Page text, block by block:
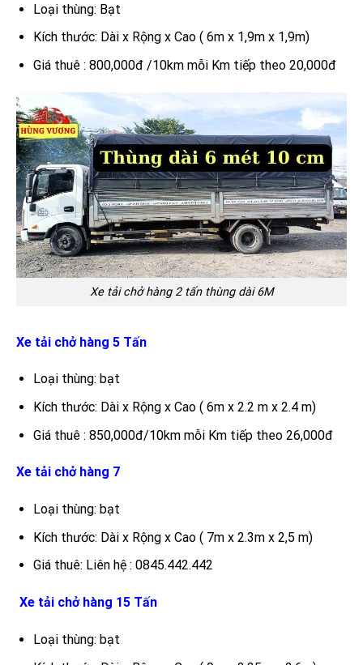
Loại thùng: Bạt
Kích thước: Dài x Rộng x Cao ( 6m x 1,9m x 1,9m)
Giá thuê : 800,000đ /10km mỗi Km tiếp theo 20,000đ
Xe tải chở hàng 2 tấn thùng dài 6M
Xe tải chở hàng 5 Tấn
Loại thùng: bạt
Kích thước: Dài x Rộng x Cao ( 6m x 2.2 m x 2.4 m)
Giá thuê : 850,000đ/10km mỗi Km tiếp theo 26,000đ
Xe tải chở hàng 7
Loại thùng: bạt
Kích thước: Dài x Rộng x Cao ( 7m x 2.3m x 2,5 m)
Giá thuê: Liên hệ : 0845.442.442
Xe tải chở hàng 15 Tấn
Loại thùng: bạt